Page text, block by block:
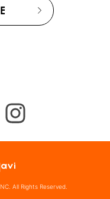
All Rights Reserved.